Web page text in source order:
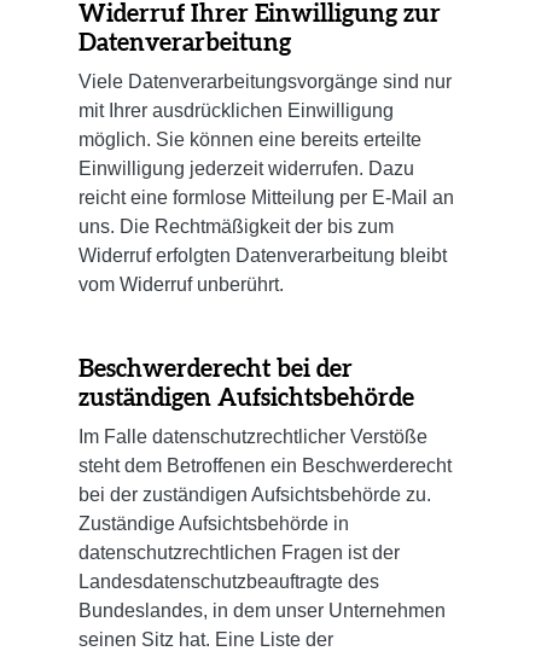
Widerruf Ihrer Einwilligung zur
Datenverarbeitung
Viele Datenverarbeitungsvorgänge sind nur
mit Ihrer ausdrücklichen Einwilligung
möglich. Sie können eine bereits erteilte
Einwilligung jederzeit widerrufen. Dazu
reicht eine formlose Mitteilung per E-Mail an
uns. Die Rechtmäßigkeit der bis zum
Widerruf erfolgten Datenverarbeitung bleibt
vom Widerruf unberührt.
Beschwerderecht bei der
zuständigen Aufsichtsbehörde
Im Falle datenschutzrechtlicher Verstöße
steht dem Betroffenen ein Beschwerderecht
bei der zuständigen Aufsichtsbehörde zu.
Zuständige Aufsichtsbehörde in
datenschutzrechtlichen Fragen ist der
Landesdatenschutzbeauftragte des
Bundeslandes, in dem unser Unternehmen
seinen Sitz hat. Eine Liste der